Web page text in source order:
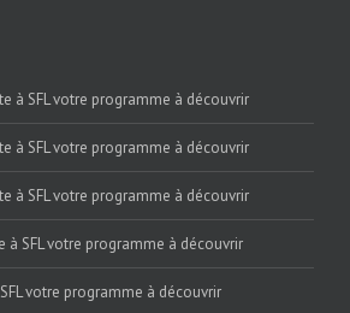
à SFL votre programme à découvrir
à SFL votre programme à découvrir
à SFL votre programme à découvrir
à SFL votre programme à découvrir
votre programme à découvrir